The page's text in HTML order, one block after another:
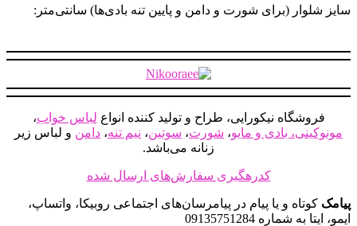
باشد.
ممکن
در
محصول
انتخاب
سایز شلوار (برای شورت و دامن و پایین تنه بادی‌ها) سانتی‌متر:
فروشگاه نیکورایی، طراح و تولید کننده انواع لباس خواب،
مونوکینی، بادی و مایو، شورت، سوتین، نیم تنه، دامن و لباس زیر
زنانه می‌باشد.
کدرهگیری سفارش‌های ارسال شده
پیامک کوتاه و یا پیام در پیامرسان‌های اجتماعی روبیکا، واتساپ،
ایمو، ایتا به شماره 09135751284